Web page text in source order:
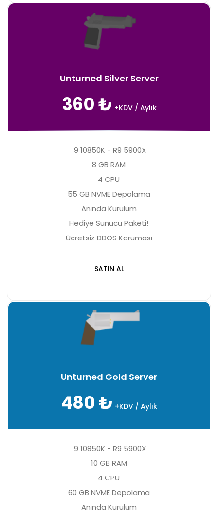
Unturned Silver Server
360 ₺ +KDV / Aylık
İ9 10850K - R9 5900X
8 GB RAM
4 CPU
55 GB NVME Depolama
Anında Kurulum
Hediye Sunucu Paketi!
Ücretsiz DDOS Koruması
SATIN AL
Unturned Gold Server
480 ₺ +KDV / Aylık
İ9 10850K - R9 5900X
10 GB RAM
4 CPU
60 GB NVME Depolama
Anında Kurulum